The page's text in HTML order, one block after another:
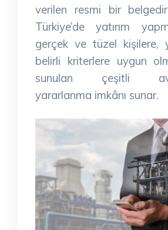
verilen resmi bir
Türkiye’de yatırım
gerçek ve tüzel kişilere,
belirli kriterlere uygun
sunulan çeşitli
yararlanma imkânı sunar.